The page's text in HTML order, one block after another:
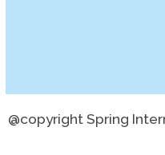
@copyright Spring